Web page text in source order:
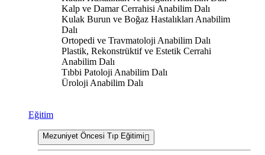
Kalp ve Damar Cerrahisi Anabilim Dalı
Kulak Burun ve Boğaz Hastalıkları Anabilim
Dalı
Ortopedi ve Travmatoloji Anabilim Dalı
Plastik, Rekonstrüktif ve Estetik Cerrahi
Anabilim Dalı
Tıbbi Patoloji Anabilim Dalı
Üroloji Anabilim Dalı
Eğitim
Mezuniyet Öncesi Tıp Eğitimi